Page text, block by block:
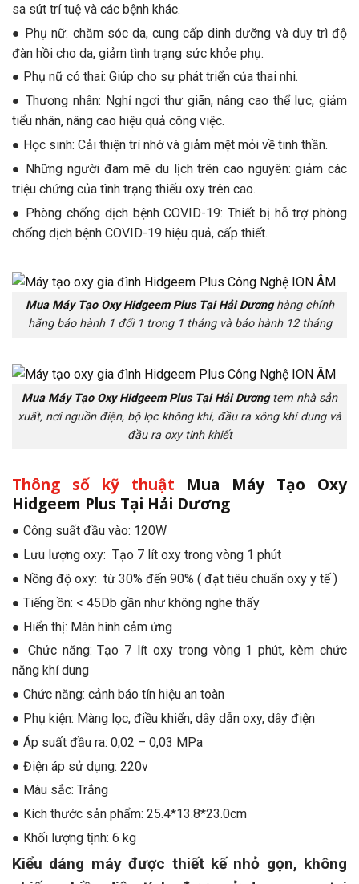
sa sút trí tuệ và các bệnh khác.
● Phụ nữ: chăm sóc da, cung cấp dinh dưỡng và duy trì độ
đàn hồi cho da, giảm tình trạng sức khỏe phụ.
● Phụ nữ có thai: Giúp cho sự phát triển của thai nhi.
● Thương nhân: Nghỉ ngơi thư giãn, nâng cao thể lực, giảm
tiểu nhân, nâng cao hiệu quả công việc.
● Học sinh: Cải thiện trí nhớ và giảm mệt mỏi về tinh thần.
● Những người đam mê du lịch trên cao nguyên: giảm các
triệu chứng của tình trạng thiếu oxy trên cao.
● Phòng chống dịch bệnh COVID-19: Thiết bị hỗ trợ phòng
chống dịch bệnh COVID-19 hiệu quả, cấp thiết.
Mua Máy Tạo Oxy Hidgeem Plus Tại Hải Dươnghàng chính
hãng bảo hành 1 đổi 1 trong 1 tháng và bảo hành 12 tháng
Mua Máy Tạo Oxy Hidgeem Plus Tại Hải Dương tem nhà sản
xuất, nơi nguồn điện, bộ lọc không khí, đầu ra xông khí dung và
đầu ra oxy tinh khiết
Thông số kỹ thuật Mua Máy Tạo Oxy
Hidgeem Plus Tại Hải Dương
● Công suất đầu vào: 120W
● Lưu lượng oxy: Tạo 7 lít oxy trong vòng 1 phút
● Nồng độ oxy: từ 30% đến 90% ( đạt tiêu chuẩn oxy y tế )
● Tiếng ồn: < 45Db gần như không nghe thấy
● Hiển thị: Màn hình cảm ứng
● Chức năng: Tạo 7 lít oxy trong vòng 1 phút, kèm chức
năng khí dung
● Chức năng: cảnh báo tín hiệu an toàn
● Phụ kiện: Màng lọc, điều khiển, dây dẫn oxy, dây điện
● Áp suất đầu ra: 0,02 – 0,03 MPa
● Điện áp sử dụng: 220v
● Màu sắc: Trắng
● Kích thước sản phẩm: 25.4*13.8*23.0cm
● Khối lượng tịnh: 6 kg
Kiểu dáng máy được thiết kế nhỏ gọn, không